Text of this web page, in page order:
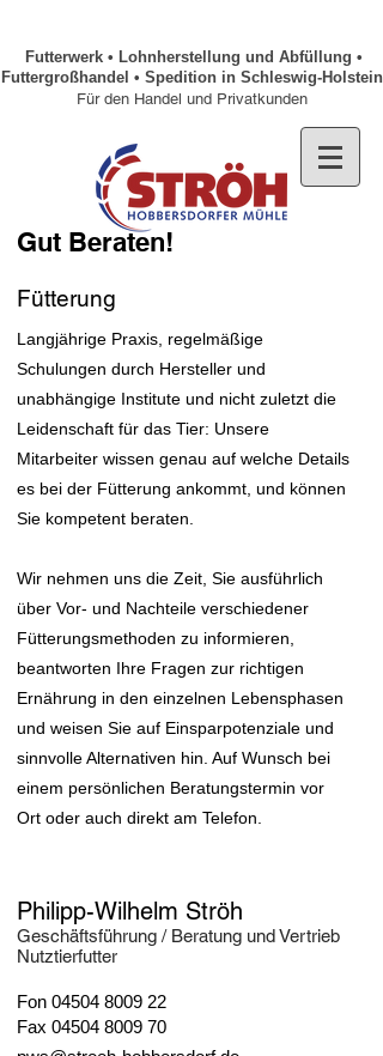
Futterwerk • Lohnherstellung und Abfüllung •
Futtergroßhandel • Spedition in Schleswig-Holstein
Für den Handel und Privatkunden
Gut Beraten!
Fütterung
Langjährige Praxis, regelmäßige
Schulungen durch Hersteller und
unabhängige Institute und nicht zuletzt die
Leidenschaft für das Tier: Unsere
Mitarbeiter wissen genau auf welche Details
es bei der Fütterung ankommt, und können
Sie kompetent beraten.
Wir nehmen uns die Zeit, Sie ausführlich
über Vor- und Nachteile verschiedener
Fütterungsmethoden zu informieren,
beantworten Ihre Fragen zur richtigen
Ernährung in den einzelnen Lebensphasen
und weisen Sie auf Einsparpotenziale und
sinnvolle Alternativen hin. Auf Wunsch bei
einem persönlichen Beratungstermin vor
Ort oder auch direkt am Telefon.
Philipp-Wilhelm Ströh
Geschäftsführung / Beratung und Vertrieb
Nutztierfutter
Fon 04504 8009 22
Fax 04504 8009 70